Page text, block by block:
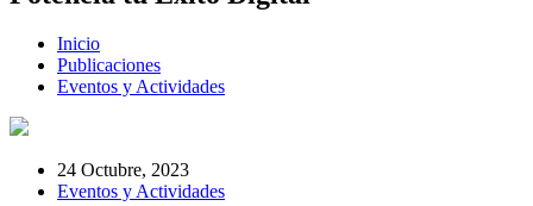
Inicio
Publicaciones
Eventos y Actividades
24 Octubre, 2023
Eventos y Actividades